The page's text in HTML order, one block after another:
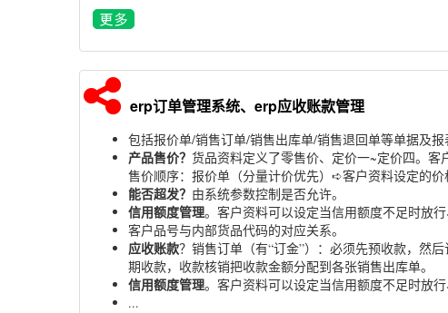
erp订单管理系统、erp应收账款管理
包括报价单/销售订单/销售出库单/销售退回单等单据及报
产品售价？ 货品资料定义了零售价、定价一~定价四。
售价顺序：报价单（分量计价优先）➪客户资料设定的
能否超发？ 由系统参数控制是否允许。
信用额度管理。客户资料可以设定当信用额度不足时放行
客户品号与内部货品代码的对应关系。
应收账款？销售订单（有“订金”）：必须先预收款，然
期收款，收款核销把收款金额分配到各张销售出库单。
信用额度管理。客户资料可以设定当信用额度不足时放行
...